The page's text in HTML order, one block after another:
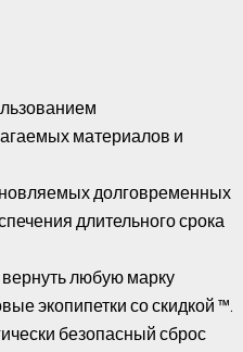
материалов и
долговременных
длительного срока
любую марку
экопипетки со скидкой ™.
безопасный сброс